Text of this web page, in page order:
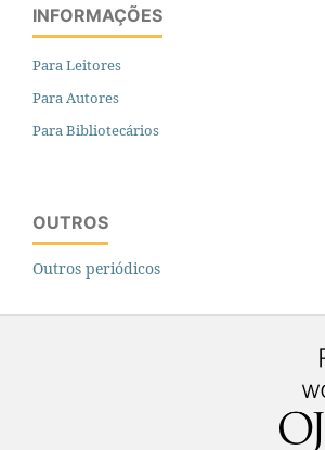
INFORMAÇÕES
Para Leitores
Para Autores
Para Bibliotecários
OUTROS
Outros periódicos